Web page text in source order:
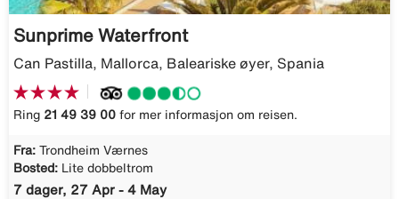
Sunprime Waterfront
Can Pastilla, Mallorca, Baleariske øyer, Spania
Ring 21 49 39 00 for mer informasjon om reisen.
Fra: Trondheim Værnes
Bosted: Lite dobbeltrom
7 dager, 27 Apr - 4 May